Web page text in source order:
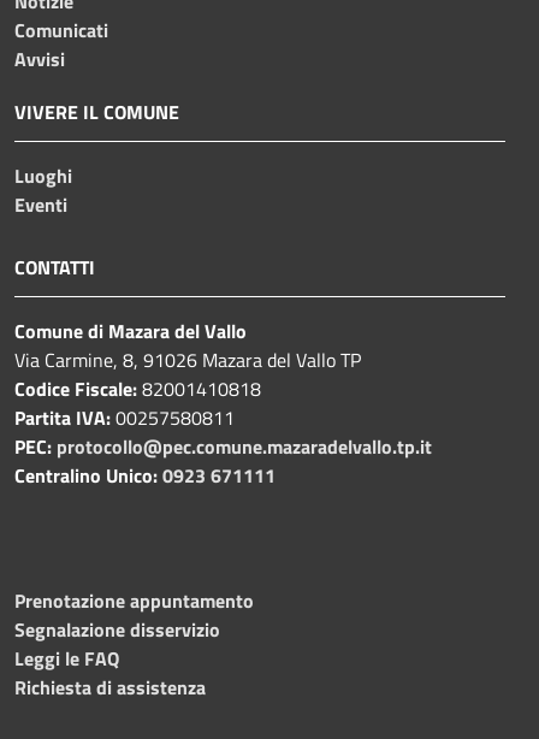
Comunicati
Avvisi
VIVERE IL COMUNE
Luoghi
Eventi
CONTATTI
Comune di Mazara del Vallo
Via Carmine, 8, 91026 Mazara del Vallo TP
Codice Fiscale:82001410818
Partita IVA:00257580811
PEC: protocollo@pec.comune.mazaradelvallo.tp.it
Centralino Unico:0923 671111
Prenotazione appuntamento
Segnalazione disservizio
Leggi le FAQ
Richiesta di assistenza